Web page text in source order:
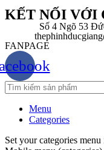
KẾT NỐI VỚI
Số 4 Ngõ 53
FANPAGE
Menu
Categories
Set your categories